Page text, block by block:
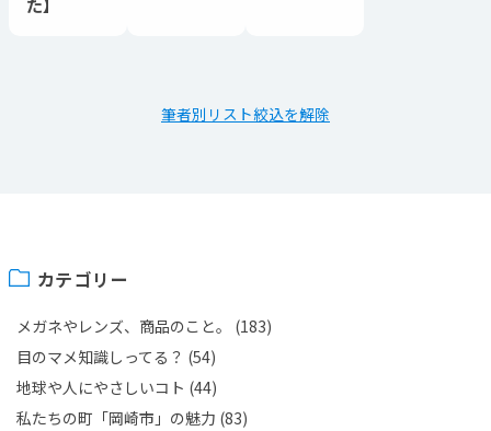
筆者別リスト絞込を解除
カテゴリー
メガネやレンズ、商品のこと。
(183)
目のマメ知識しってる？ (54)
地球や人にやさしいコト (44)
私たちの町「岡崎市」の魅力 (83)